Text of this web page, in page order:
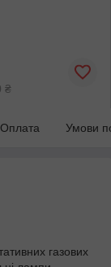
₴
Оплата Умови
газових